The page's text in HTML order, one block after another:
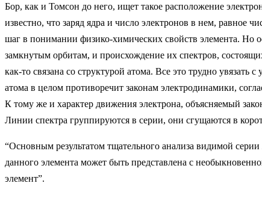
Бор, как и Томсон до него, ищет такое расположение
известно, что заряд ядра и число электронов в нем, равное
шаг в понимании физико-химических свойств элемента. Но
замкнутым орбитам, и происхождение их спектров,
как-то связана со структурой атома. Все это трудно увязать
атома в целом противоречит законам электродинамики,
К тому же и характер движения электрона, объясняемый
Линии спектра группируются в серии, они сгущаются в
“Основным результатом тщательного анализа видимой
данного элемента может быть представлена с
элемент”.